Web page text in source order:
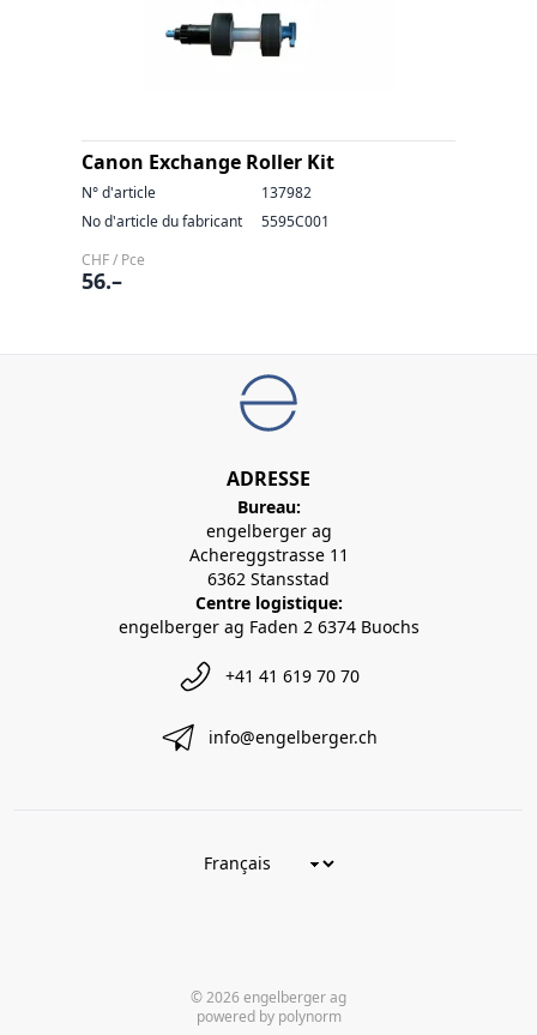
Canon Exchange Roller Kit
N° d'article
137982
No d'article du fabricant
5595C001
CHF / Pce
56.–
ADRESSE
Bureau:
engelberger ag
Achereggstrasse 11
6362 Stansstad
Centre logistique:
engelberger ag Faden 2 6374 Buochs
+41 41 619 70 70
info@engelberger.ch
© 2026 engelberger ag
powered by polynorm